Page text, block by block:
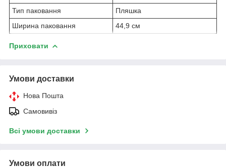
Тип паковання
Пляшка
Ширина паковання
44,9 см
Приховати
Умови доставки
Нова Пошта
Самовивіз
Всі умови доставки
Умови оплати